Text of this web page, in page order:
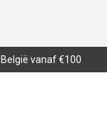
vanaf €100